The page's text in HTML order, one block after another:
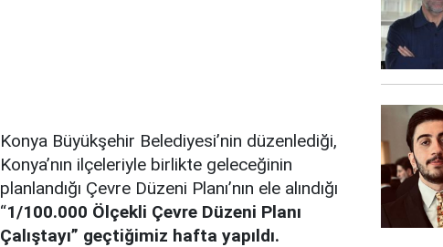
Konya Büyükşehir Belediyesi’nin düzenlediği,
Konya’nın ilçeleriyle birlikte geleceğinin
planlandığı Çevre Düzeni Planı’nın ele alındığı
“1/100.000 Ölçekli Çevre Düzeni Planı
Çalıştayı” geçtiğimiz hafta yapıldı.